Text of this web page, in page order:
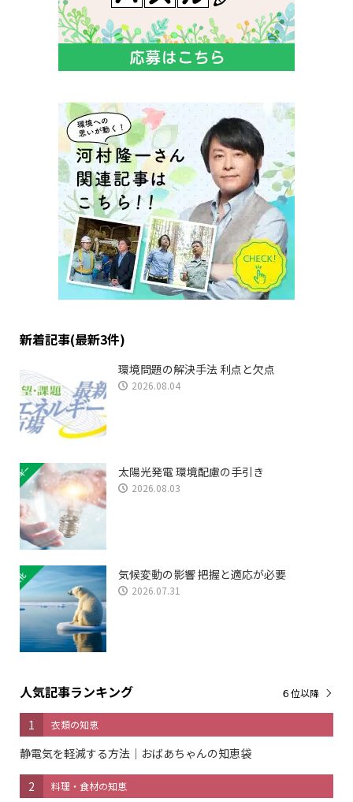
新着記事(最新3件)
環境問題の解決手法 利点と欠点
2026.08.04
太陽光発電 環境配慮の手引き
2026.08.03
気候変動の影響 把握と適応が必要
2026.07.31
人気記事ランキング
1 衣類の知恵
静電気を軽減する方法｜おばあちゃんの知恵袋
2 料理・食材の知恵
６位以降